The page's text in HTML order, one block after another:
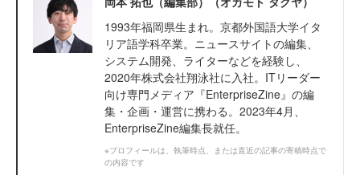
1993年福岡県生まれ。京都外国語大学イタ
リア語学科卒業。ニュースサイトの編集、
システム開発、ライターなどを経験し、
2020年株式会社翔泳社に入社。ITリーダー
向け専門メディア『EnterpriseZine』の編
集・企画・運営に携わる。2023年4月、
EnterpriseZine編集長就任。
※プロフィールは、執筆時点、または直近の記事の寄稿時点で
の内容です